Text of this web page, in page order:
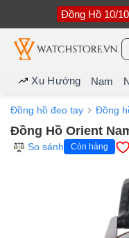
nội
dung
Đồng Hồ 10/10
Xu Hướng Nam
Đồng hồ đeo tay Đồng
Đồng Hồ Orient
So sánh
Còn hàng